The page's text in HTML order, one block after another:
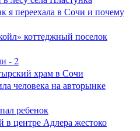
я переехала в Сочи и почему
коттеджный поселок
- 2
храм в Сочи
человека на авторынке
ребенок
в центре Адлера жестоко